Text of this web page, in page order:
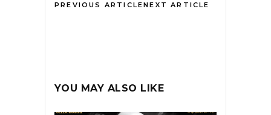
PREVIOUS ARTICLENEXT ARTICLE
YOU MAY ALSO LIKE